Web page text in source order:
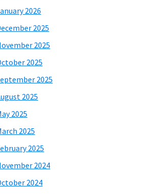
2026
2025
2025
2025
2025
2025
2025
2025
2025
2024
2024